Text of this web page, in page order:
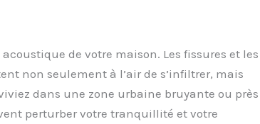
de votre maison. Les fissures et les
non seulement à l’air de s’infiltrer, mais
dans une zone urbaine bruyante ou près
perturber votre tranquillité et votre